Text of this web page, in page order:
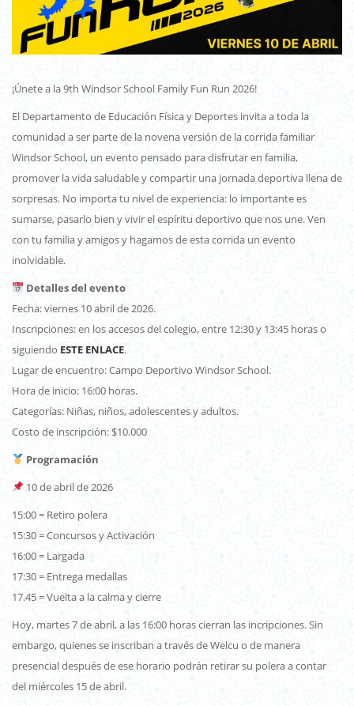
¡Únete a la 9th Windsor School Family Fun Run 2026!
El Departamento de Educación Física y Deportes invita a toda la
comunidad a ser parte de la novena versión de la corrida familiar
Windsor School, un evento pensado para disfrutar en familia,
promover la vida saludable y compartir una jornada deportiva llena de
sorpresas. No importa tu nivel de experiencia: lo importante es
sumarse, pasarlo bien y vivir el espíritu deportivo que nos une. Ven
con tu familia y amigos y hagamos de esta corrida un evento
inolvidable.
Detalles del evento
Fecha: viernes 10 abril de 2026.
Inscripciones: en los accesos del colegio, entre 12:30 y 13:45 horas o
siguiendo ESTE ENLACE.
Lugar de encuentro: Campo Deportivo Windsor School.
Hora de inicio: 16:00 horas.
Categorías: Niñas, niños, adolescentes y adultos.
Costo de inscripción: $10.000
Programación
10 de abril de 2026
15:00 = Retiro polera
15:30 = Concursos y Activación
16:00 = Largada
17:30 = Entrega medallas
17.45 = Vuelta a la calma y cierre
Hoy, martes 7 de abril, a las 16:00 horas cierran las incripciones. Sin
embargo, quienes se inscriban a través de Welcu o de manera
presencial después de ese horario podrán retirar su polera a contar
del miércoles 15 de abril.